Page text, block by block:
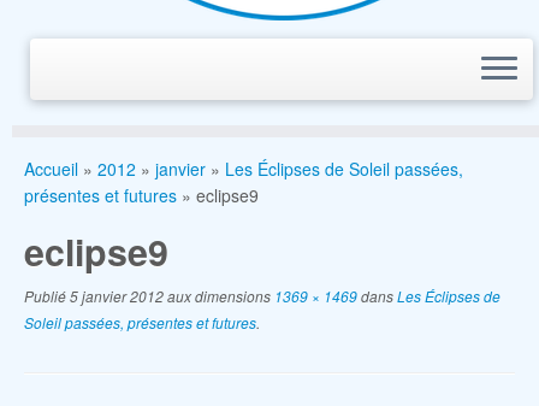
Accueil » 2012 » janvier » Les Éclipses de Soleil passées,
présentes et futures » eclipse9
eclipse9
Publié5 janvier 2012aux dimensions 1369 × 1469dansLes Éclipses de
Soleil passées, présentes et futures.